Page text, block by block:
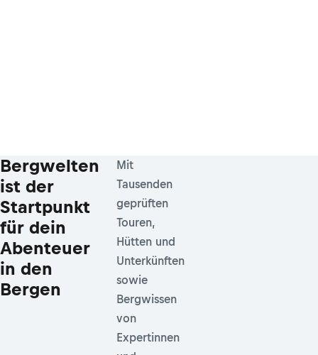
Bergwelten
ist der
Startpunkt
für dein
Abenteuer
in den
Bergen
Mit
Tausenden
geprüften
Touren,
Hütten und
Unterkünften
sowie
Bergwissen
von
Expertinnen